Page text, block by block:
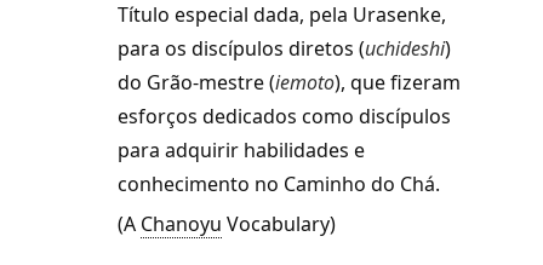
Título especial dada, pela Urasenke,
para os discípulos diretos (uchideshi)
do Grão-mestre (iemoto), que fizeram
esforços dedicados como discípulos
para adquirir habilidades e
conhecimento no Caminho do Chá.
(A Chanoyu Vocabulary)